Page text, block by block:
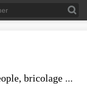
bricolage ...